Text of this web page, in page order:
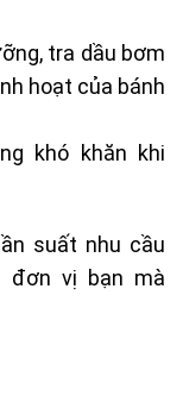
tra dầu bơm
hoạt của bánh
khó khăn khi
suất nhu cầu
đơn vị bạn mà